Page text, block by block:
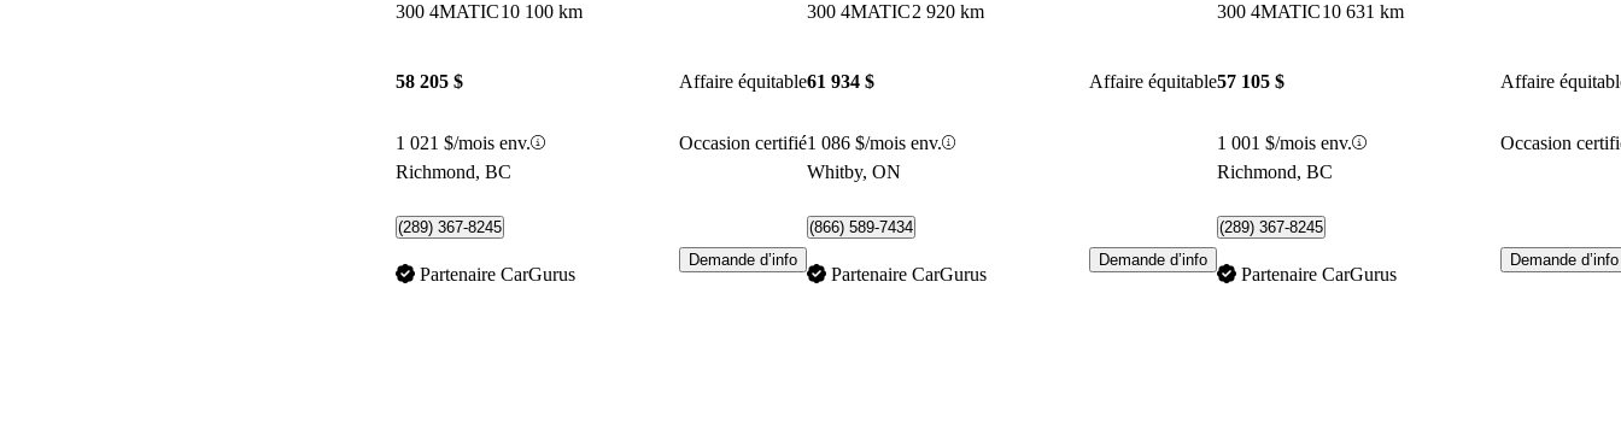
300 4MATIC10 100 km
58 205 $ Affaire équitable
1 021 $/mois env.
Occasion certifié
Richmond, BC
(289) 367-8245
Partenaire CarGurus
Demande d’info
300 4MATIC2 920 km
61 934 $ Affaire équitable
1 086 $/mois env.
Whitby, ON
(866) 589-7434
Partenaire CarGurus
Demande d’info
300 4MATIC10 631 km
57 105 $ Affaire
1 001 $/mois env.
Occasion
Richmond, BC
(289) 367-8245
Partenaire CarGurus
Demande d’info